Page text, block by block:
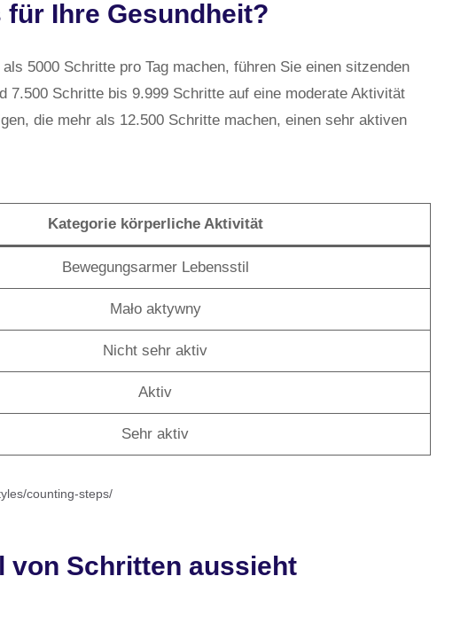
für Ihre Gesundheit?
5000 Schritte pro Tag machen, führen Sie einen sitzenden
7.500 Schritte bis 9.999 Schritte auf eine moderate Aktivität
die mehr als 12.500 Schritte machen, einen sehr aktiven
Kategorie körperliche Aktivität
Bewegungsarmer Lebensstil
Mało aktywny
Nicht sehr aktiv
Aktiv
Sehr aktiv
counting-steps/
von Schritten aussieht